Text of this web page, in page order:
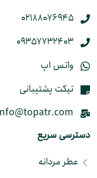
واتس اپ
تیکت پشتیبانی
دسترسی سریع
عطر مردانه